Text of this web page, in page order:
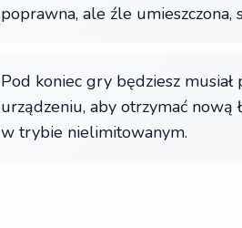
poprawna, ale źle umieszczona,
Pod koniec gry będziesz
urządzeniu, aby otrzymać nową
w trybie nielimitowanym.